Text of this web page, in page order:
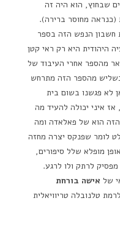
שבחוץ, הוא היה זה
מחוסר ברירה).
חשבון הנפש הזה בספר
היהודית היא רק ראי קטן
מהספר אחרי העיבוד של
מהספר הזה מתרחש
לא פגשנו בשום בית
איני יכולה להעיד מה
הוא של פאלאדה ומה
לומר שפנקס יצרה מחזה
מופלא שלל סיפורים,
לרתק ולו לרגע.
של אישה בורחת
טלנובלה טריוויאלית